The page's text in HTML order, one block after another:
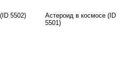
5502)
Астероид в космосе (ID
5501)